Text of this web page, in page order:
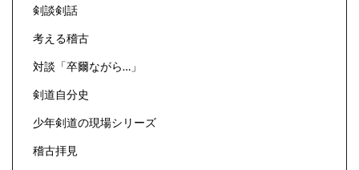
剣談剣話
考える稽古
対談「卒爾ながら…」
剣道自分史
少年剣道の現場シリーズ
稽古拝見